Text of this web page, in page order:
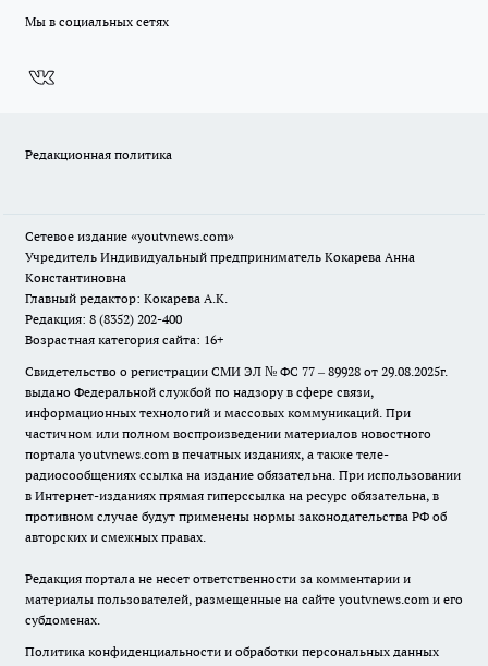
Мы в социальных сетях
Редакционная политика
Сетевое издание «youtvnews.com»
Учредитель Индивидуальный предприниматель Кокарева Анна
Константиновна
Главный редактор: Кокарева А.К.
Редакция: 8 (8352) 202-400
Возрастная категория сайта: 16+
Свидетельство о регистрации СМИ ЭЛ № ФС 77 – 89928 от 29.08.2025г.
выдано Федеральной службой по надзору в сфере связи,
информационных технологий и массовых коммуникаций. При
частичном или полном воспроизведении материалов новостного
портала youtvnews.com в печатных изданиях, а также теле-
радиосообщениях ссылка на издание обязательна. При использовании
в Интернет-изданиях прямая гиперссылка на ресурс обязательна, в
противном случае будут применены нормы законодательства РФ об
авторских и смежных правах.
Редакция портала не несет ответственности за комментарии и
материалы пользователей, размещенные на сайте youtvnews.com и его
субдоменах.
Политика конфиденциальности и обработки персональных данных